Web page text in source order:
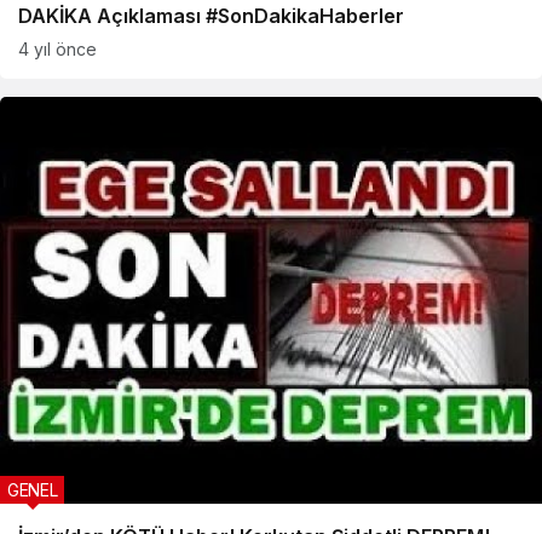
DAKİKA Açıklaması #SonDakikaHaberler
4 yıl önce
GENEL